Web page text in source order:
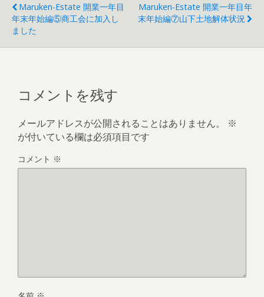
Maruken-Estate 開業一年目
年末年始編⑤商工会に加入し
ました
Maruken-Estate 開業一年目年
末年始編⑦山下土地解体状況
コメントを残す
メールアドレスが公開されることはありません。
※
が付いている欄は必須項目です
コメント ※